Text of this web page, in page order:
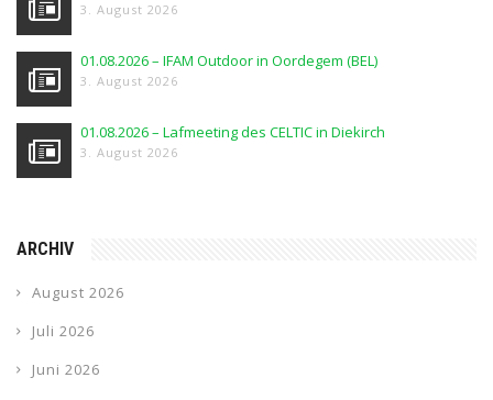
3. August 2026
01.08.2026 – IFAM Outdoor in Oordegem (BEL)
3. August 2026
01.08.2026 – Lafmeeting des CELTIC in Diekirch
3. August 2026
ARCHIV
August 2026
Juli 2026
Juni 2026